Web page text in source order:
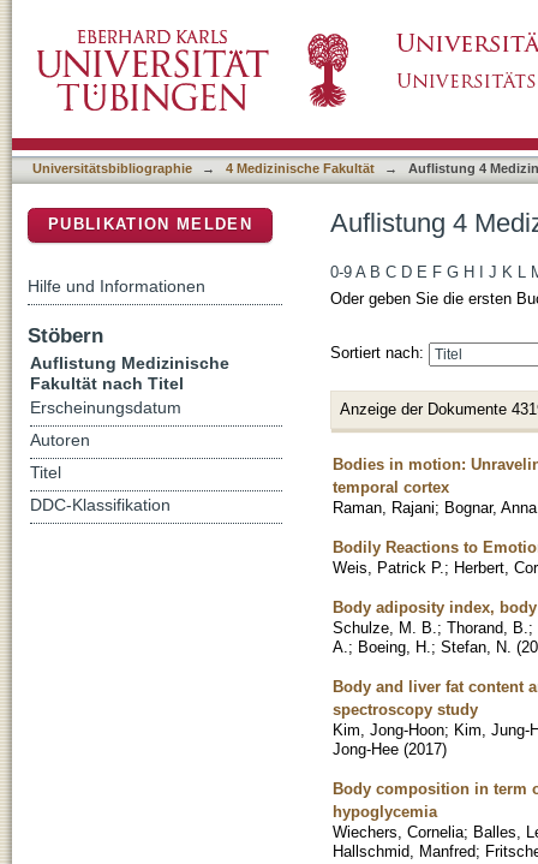
Universitätsbibliographie → 4 Medizinische Fakultät → Auflistung 4
Auflistung 4
0-9 A B C D E F G H J K L
Oder geben Sie die ersten
Sortiert nach:
Anzeige der Dokumente
Bodies in motion:
temporal cortex
Raman, Rajani; Bognar, Anna
Bodily Reactions to
Weis, Patrick P. ; Herbert,
Body adiposity index,
Schulze, M. B. ; Thorand, B. ;
A. ; Boeing, H. ; Stefan, N. (
Body and liver fat content
spectroscopy study
Kim, Jong-Hoon; Kim, Jung-
Jong-Hee (2017)
Body composition in term
hypoglycemia
Wiechers, Cornelia; Balles,
Hallschmid, Manfred;
PUBLIKATION MELDEN
Hilfe und Informationen
Stöbern
Auflistung Medizinische
Fakultät nach Titel
Erscheinungsdatum
Autoren
Titel
DDC-Klassifikation